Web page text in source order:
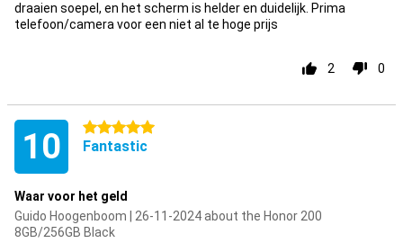
draaien soepel, en het scherm is helder en duidelijk. Prima
telefoon/camera voor een niet al te hoge prijs
2 0
10 5 stars
Fantastic
Waar voor het geld
Guido Hoogenboom | 26-11-2024 about the Honor 200
8GB/256GB Black